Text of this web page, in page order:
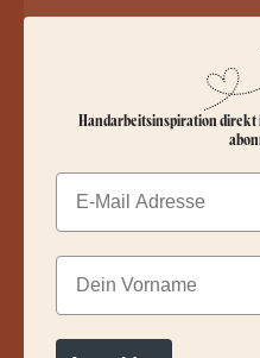
Handarbeitsinspiration direkt
Email
Dein Vorname